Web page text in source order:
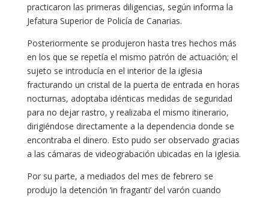
practicaron las primeras diligencias, según informa la
Jefatura Superior de Policía de Canarias.
Posteriormente se produjeron hasta tres hechos más
en los que se repetía el mismo patrón de actuación; el
sujeto se introducía en el interior de la iglesia
fracturando un cristal de la puerta de entrada en horas
nocturnas, adoptaba idénticas medidas de seguridad
para no dejar rastro, y realizaba el mismo itinerario,
dirigiéndose directamente a la dependencia donde se
encontraba el dinero. Esto pudo ser observado gracias
a las cámaras de videograbación ubicadas en la iglesia.
Por su parte, a mediados del mes de febrero se
produjo la detención ‘in fraganti’ del varón cuando